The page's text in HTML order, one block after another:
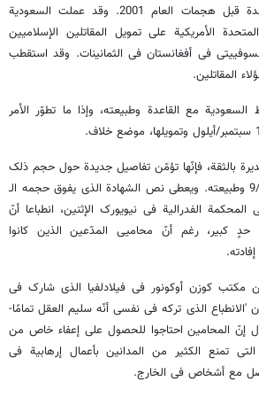
کبیرة، ودعمهم تنظیم القاعدة قبل هجمات العام 2001. وقد عملت السعودیة
الأمریکیة علی تمویل المقاتلین الإسلامیین
فی أفغانستان فی الثمانینات. وقد استقطب
المقاتلین.
مع القاعدة وطبیعته، وإذا ما تطوّر الأمر
بالثقة، فإنّها تؤمّن تفاصیل جدیدة حول حجم ذلک
الدعم فی الفترة ما قبل 9/11 وطبیعته. ویعطی نص الشهادة الذی یفوق حجمه الـ
المحکمة الفدرالیة فی نیویورک الإثنین، انطباعا أنّ
کبیر، رغم أنّ محامیی المدّعین الذین کانوا
مکتب کوزن أوکونور فی فیلادلفیا الذی شارک فی
'الانطباع الذی ترکه فی نفسی أنّه سلیم العقل تمامًا-
إنّ المحامین احتاجوا للحصول علی إعفاء خاص من
التی تمنع الکثیر من المدانین بأعمال إرهابیة فی
مع أشخاص فی الخارج.